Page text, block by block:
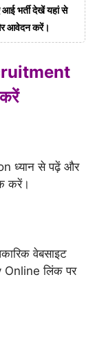
आई भर्ती देखें यहां से
आवेदन करें।
ध्यान से पढ़ें और
करें।
वेबसाइट
लिंक पर